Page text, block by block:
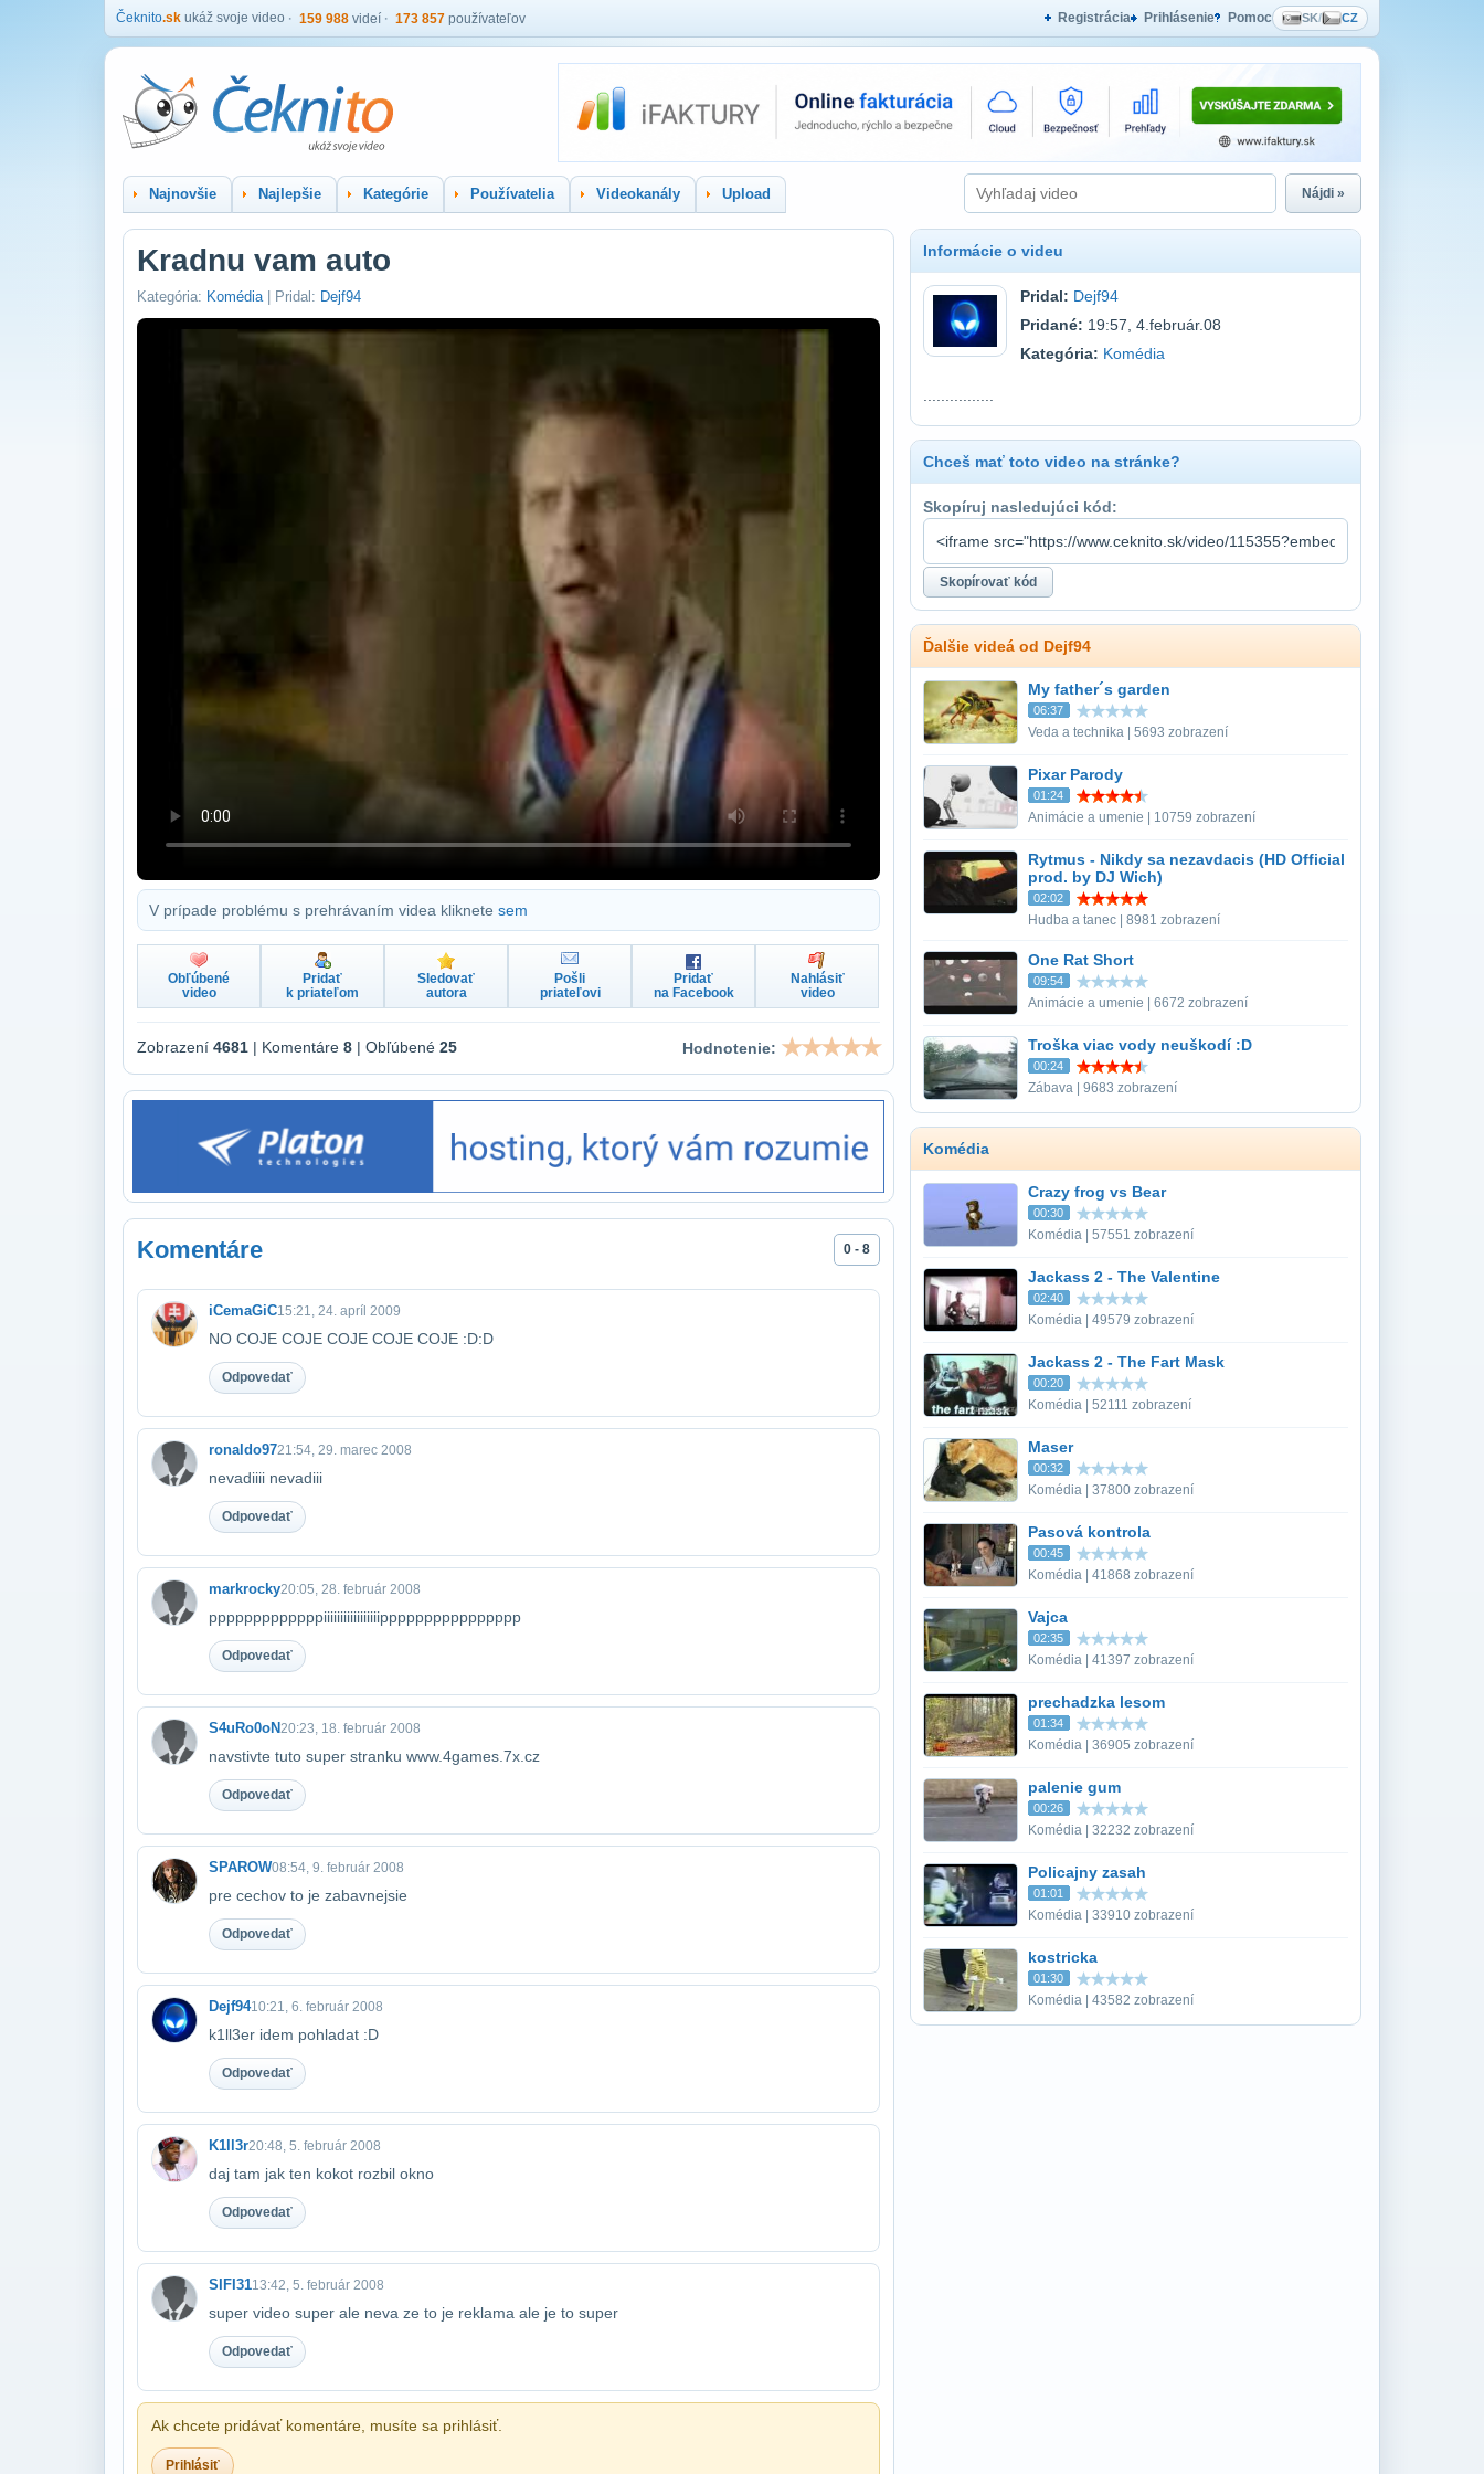
Čeknito.sk ukáž svoje video 159 988 videí 173 857 používateľov Registrácia Prihlásenie Pomoc SK/ CZ
Najnovšie Najlepšie Kategórie Používatelia Videokanály Upload Nájdi »
Kradnu vam auto
Kategória: Komédia| Pridal: Dejf94
V prípade problému s prehrávaním videa kliknete sem
Obľúbené
video
Pridať
k priateľom
Sledovať
autora
Pošli
priateľovi
Pridať
na Facebook
Nahlásiť
video
Zobrazení 4681 | Komentáre 8 | Obľúbené 25 Hodnotenie:
Komentáre 0 - 8
iCemaGiC15:21, 24. apríl 2009
NO COJE COJE COJE COJE COJE :D:D
Odpovedať
ronaldo9721:54, 29. marec 2008
nevadiiii nevadiii
Odpovedať
markrocky20:05, 28. február 2008
pppppppppppppiiiiiiiiiiiiiiiiipppppppppppppppp
Odpovedať
S4uRo0oN20:23, 18. február 2008
navstivte tuto super stranku www.4games.7x.cz
Odpovedať
SPAROW08:54, 9. február 2008
pre cechov to je zabavnejsie
Odpovedať
Dejf9410:21, 6. február 2008
k1ll3er idem pohladat :D
Odpovedať
K1ll3r20:48, 5. február 2008
daj tam jak ten kokot rozbil okno
Odpovedať
SIFI3113:42, 5. február 2008
super video super ale neva ze to je reklama ale je to super
Odpovedať
Ak chcete pridávať komentáre, musíte sa prihlásiť.
Prihlásiť
Informácie o videu
Pridal: Dejf94
Pridané: 19:57, 4.február.08
Kategória: Komédia
Chceš mať toto video na stránke?
Skopíruj nasledujúci kód:
Ďalšie videá od Dejf94
My father´s garden
06:37
Veda a technika | 5693 zobrazení
Pixar Parody
01:24
Animácie a umenie | 10759 zobrazení
Rytmus - Nikdy sa nezavdacis (HD Official
prod. by DJ Wich)
02:02
Hudba a tanec | 8981 zobrazení
One Rat Short
09:54
Animácie a umenie | 6672 zobrazení
Troška viac vody neuškodí :D
00:24
Zábava | 9683 zobrazení
Komédia
Crazy frog vs Bear
00:30
Komédia | 57551 zobrazení
Jackass 2 - The Valentine
02:40
Komédia | 49579 zobrazení
Jackass 2 - The Fart Mask
00:20
Komédia | 52111 zobrazení
Maser
00:32
Komédia | 37800 zobrazení
Pasová kontrola
00:45
Komédia | 41868 zobrazení
Vajca
02:35
Komédia | 41397 zobrazení
prechadzka lesom
01:34
Komédia | 36905 zobrazení
palenie gum
00:26
Komédia | 32232 zobrazení
Policajny zasah
01:01
Komédia | 33910 zobrazení
kostricka
01:30
Komédia | 43582 zobrazení